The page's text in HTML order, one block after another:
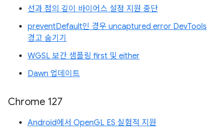
선과 점의 깊이 바이어스 설정 지원 중단
preventDefault인 경우 uncaptured error DevTools
경고 숨기기
WGSL 보간 샘플링 first 및 either
Dawn 업데이트
Chrome 127
Android에서 OpenGL ES 실험적 지원